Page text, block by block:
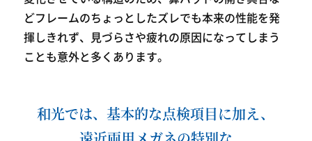
どフレームのちょっとしたズレでも本来の性能を発
揮しきれず、見づらさや疲れの原因になってしまう
ことも意外と多くあります。
和光では、基本的な点検項目に加え、